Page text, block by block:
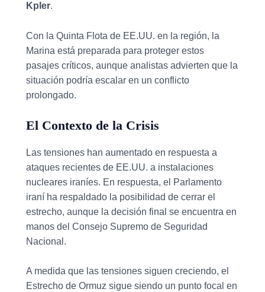
Kpler.
Con la Quinta Flota de EE.UU. en la región, la
Marina está preparada para proteger estos
pasajes críticos, aunque analistas advierten que la
situación podría escalar en un conflicto
prolongado.
El Contexto de la Crisis
Las tensiones han aumentado en respuesta a
ataques recientes de EE.UU. a instalaciones
nucleares iraníes. En respuesta, el Parlamento
iraní ha respaldado la posibilidad de cerrar el
estrecho, aunque la decisión final se encuentra en
manos del Consejo Supremo de Seguridad
Nacional.
A medida que las tensiones siguen creciendo, el
Estrecho de Ormuz sigue siendo un punto focal en